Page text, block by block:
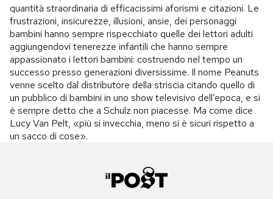
quantità straordinaria di efficacissimi aforismi e citazioni. Le
frustrazioni, insicurezze, illusioni, ansie, dei personaggi
bambini hanno sempre rispecchiato quelle dei lettori adulti
aggiungendovi tenerezze infantili che hanno sempre
appassionato i lettori bambini: costruendo nel tempo un
successo presso generazioni diversissime. Il nome Peanuts
venne scelto dal distributore della striscia citando quello di
un pubblico di bambini in uno show televisivo dell’epoca, e si
è sempre detto che a Schulz non piacesse. Ma come dice
Lucy Van Pelt, «più si invecchia, meno si è sicuri rispetto a
un sacco di cose».